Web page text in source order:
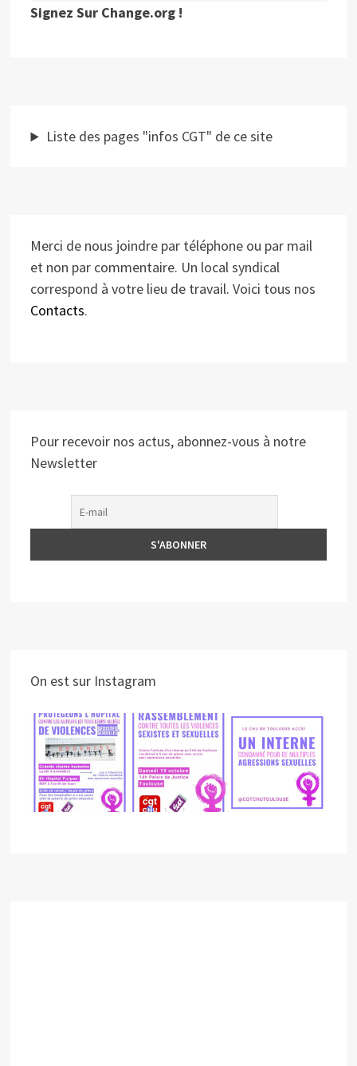
Signez Sur Change.org !
Liste des pages "infos CGT" de ce site
Merci de nous joindre par téléphone ou par mail
et non par commentaire. Un local syndical
correspond à votre lieu de travail. Voici tous nos
Contacts.
Pour recevoir nos actus, abonnez-vous à notre
Newsletter
On est sur Instagram